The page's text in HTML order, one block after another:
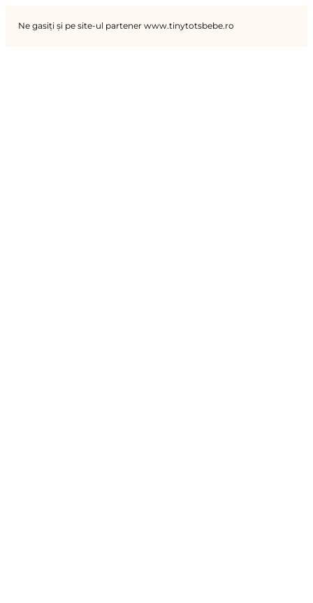
Ne gasiți și pe site-ul partener www.tinytotsbebe.ro